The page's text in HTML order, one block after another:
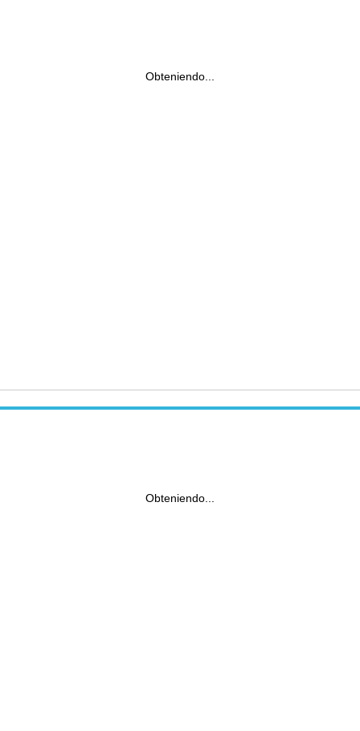
Obteniendo...
Obteniendo...